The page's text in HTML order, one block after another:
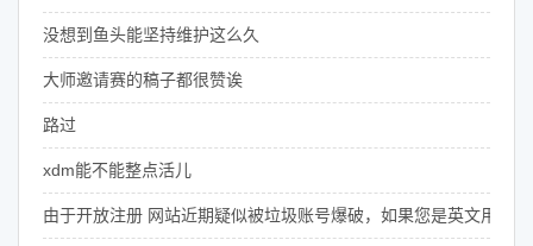
没想到鱼头能坚持维护这么久
大师邀请赛的稿子都很赞诶
路过
xdm能不能整点活儿
由于开放注册 网站近期疑似被垃圾账号爆破，如果您是英文用户